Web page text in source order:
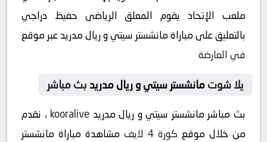
ملعب الإتحاد يقوم المعلق الرياضى حفيظ دراجي
بالتعليق على مباراة مانشستر سيتي و ريال مدريد عبر موقع
في العارضة
يلا شوتمانشستر سيتي و ريال مدريد بث مباشر
بث مباشر مانشستر سيتي و ريال مدريد kooralive ، نقدم
من خلال موقع كورة 4 لايف
مشاهدة مباراة مانشستر